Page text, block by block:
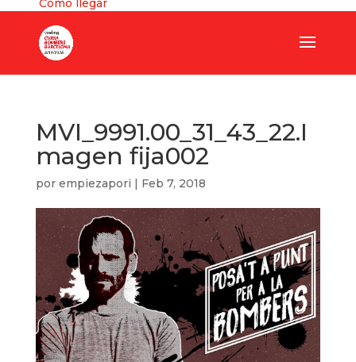
Cómo llegar
MVI_9991.00_31_43_22.I
magen fija002
por empiezapori | Feb 7, 2018